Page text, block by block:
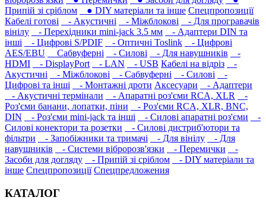
Припій зі сріблом
● DIY матеріали та інше Спецпропозиції
Кабелі готові
- Акустичні - Міжблокові
- Для програвачів
вінілу
- Перехідники mini-jack 3.5 мм
- Адаптери DIN та
інші
- Цифрові S/PDIF - Оптичні Toslink
- Цифрові
AES/EBU
Сабвуферні - Силові - Для навушників‎
-
HDMI
- DisplayPort - LAN - USB Кабелі на відріз
-
Акустичні
- Міжблокові - Сабвуферні - Силові
-
Цифрові та інші
- Монтажні дроти Аксесуари
- Адаптери
- Акустичні термінали
- Апаратні роз'єми RCA, XLR
-
Роз'єми банани, лопатки, піни
- Роз'єми RCA, XLR, BNC,
DIN
- Роз'єми mini-jack та інші - Силові апаратні роз'єми
-
Силові конектори та розетки
- Силові дистриб'ютори та
фільтри
- Запобіжники та тримачі - Для вінілу
- Для
навушників‎
- Системи вібророзв'язки - Перемички
-
Засоби для догляду
- Припій зі сріблом
- DIY матеріали та
інше Спецпропозиції Спецпредложения
КАТАЛОГ